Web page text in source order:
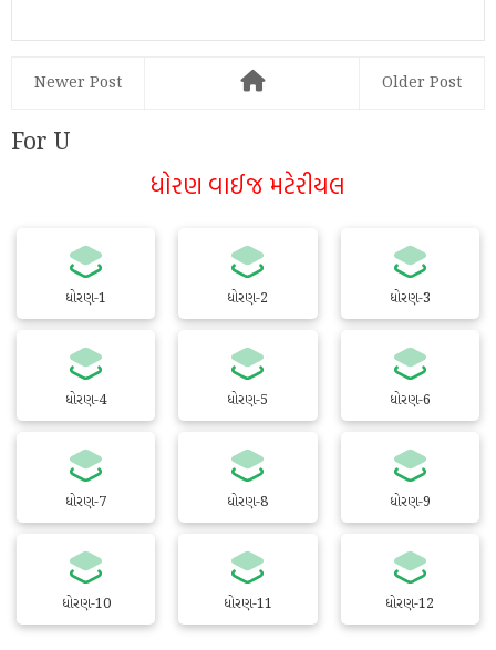
Newer Post Older Post
For U
ધોરણ વાઈજ મટેરીયલ
ધોરણ-1 ધોરણ-2 ધોરણ-3
ધોરણ-4 ધોરણ-5 ધોરણ-6
ધોરણ-7 ધોરણ-8 ધોરણ-9
ધોરણ-10 ધોરણ-11 ધોરણ-12